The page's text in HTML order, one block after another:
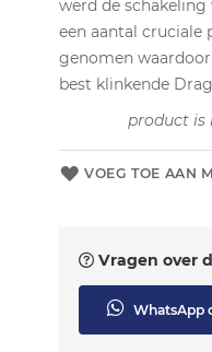
werd de
een aantal cruciale
genomen
best klinkende
product is
VOEG TOE AAN
Vragen over
WhatsApp